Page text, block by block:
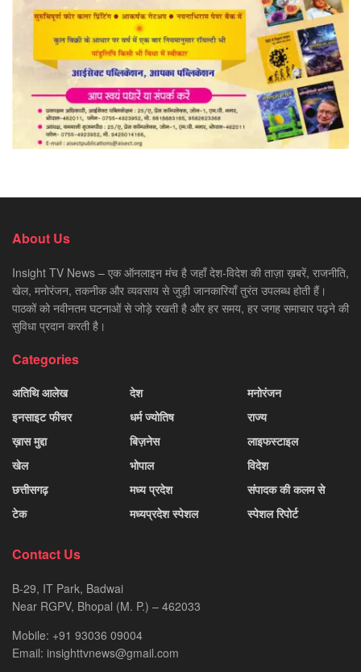
About Us
Insight TV News – एक ऑनलाइन मंच है जहाँ देश-विदेश की ताज़ा ख़बरें, राजनीति,
खेल, मनोरंजन, तकनीक और व्यवसाय से जुड़ी जानकारियाँ तुरंत उपलब्ध होती हैं।
पाठकों को नवीनतम घटनाओं से जोड़े रखती है और हर समय, हर जगह समाचार पढ़ने की
सुविधा प्रदान करती है।
Categories
अतिथि आलेख
इनसाइट फीचर
ख़ास मुद्दा
खेल
छत्तीसगढ़
टेक
देश
धर्म ज्योतिष
बिज़नेस
भोपाल
मध्य प्रदेश
मध्यप्रदेश स्पेशल
मनोरंजन
राज्य
लाइफस्टाइल
विदेश
संपादक की कलम से
स्पेशल रिपोर्ट
Contact Us
B-29, IT Park, Badwai
Near RGPV, Bhopal (M. P.) – 462033
Mobile: +91 93036 09004
Email: insighttvnews@gmail.com